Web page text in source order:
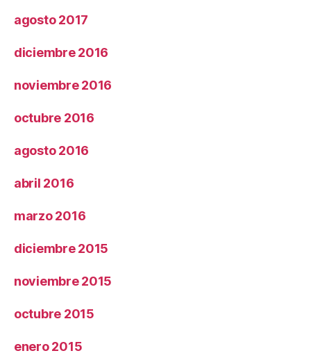
agosto 2017
diciembre 2016
noviembre 2016
octubre 2016
agosto 2016
abril 2016
marzo 2016
diciembre 2015
noviembre 2015
octubre 2015
enero 2015